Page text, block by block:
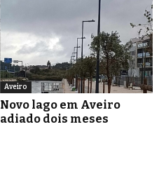
Aveiro
Novo lago em Aveiro
adiado dois meses